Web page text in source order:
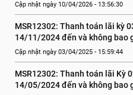
Cập nhật ngày 10/04/2026 - 13:56:30
MSR12302: Thanh toán lãi kỳ
14/11/2024 đến và không bao
Cập nhật ngày 03/04/2025 - 15:59:44
MSR12302: Thanh toán lãi Kỳ
14/05/2024 đến và không bao